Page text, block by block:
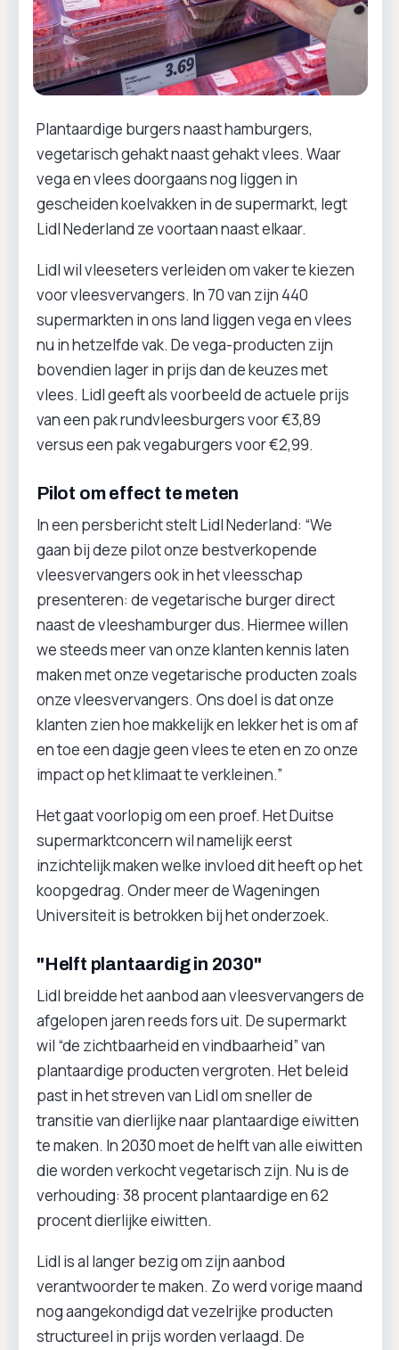
Plantaardige burgers naast hamburgers,
vegetarisch gehakt naast gehakt vlees. Waar
vega en vlees doorgaans nog liggen in
gescheiden koelvakken in de supermarkt, legt
Lidl Nederland ze voortaan naast elkaar.
Lidl wil vleeseters verleiden om vaker te kiezen
voor vleesvervangers. In 70 van zijn 440
supermarkten in ons land liggen vega en vlees
nu in hetzelfde vak. De vega-producten zijn
bovendien lager in prijs dan de keuzes met
vlees. Lidl geeft als voorbeeld de actuele prijs
van een pak rundvleesburgers voor €3,89
versus een pak vegaburgers voor €2,99.
Pilot om effect te meten
In een persbericht stelt Lidl Nederland: “We
gaan bij deze pilot onze bestverkopende
vleesvervangers ook in het vleesschap
presenteren: de vegetarische burger direct
naast de vleeshamburger dus. Hiermee willen
we steeds meer van onze klanten kennis laten
maken met onze vegetarische producten zoals
onze vleesvervangers. Ons doel is dat onze
klanten zien hoe makkelijk en lekker het is om af
en toe een dagje geen vlees te eten en zo onze
impact op het klimaat te verkleinen.”
Het gaat voorlopig om een proef. Het Duitse
supermarktconcern wil namelijk eerst
inzichtelijk maken welke invloed dit heeft op het
koopgedrag. Onder meer de Wageningen
Universiteit is betrokken bij het onderzoek.
"Helft plantaardig in 2030"
Lidl breidde het aanbod aan vleesvervangers de
afgelopen jaren reeds fors uit. De supermarkt
wil “de zichtbaarheid en vindbaarheid” van
plantaardige producten vergroten. Het beleid
past in het streven van Lidl om sneller de
transitie van dierlijke naar plantaardige eiwitten
te maken. In 2030 moet de helft van alle eiwitten
die worden verkocht vegetarisch zijn. Nu is de
verhouding: 38 procent plantaardige en 62
procent dierlijke eiwitten.
Lidl is al langer bezig om zijn aanbod
verantwoorder te maken. Zo werd vorige maand
nog aangekondigd dat vezelrijke producten
structureel in prijs worden verlaagd. De